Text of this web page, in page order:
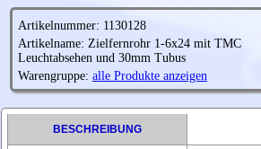
Artikelnummer: 1130128
Artikelname: Zielfernrohr 1-6x24 mit TMC
Leuchtabsehen und 30mm Tubus
Warengruppe: alle Produkte anzeigen
BESCHREIBUNG